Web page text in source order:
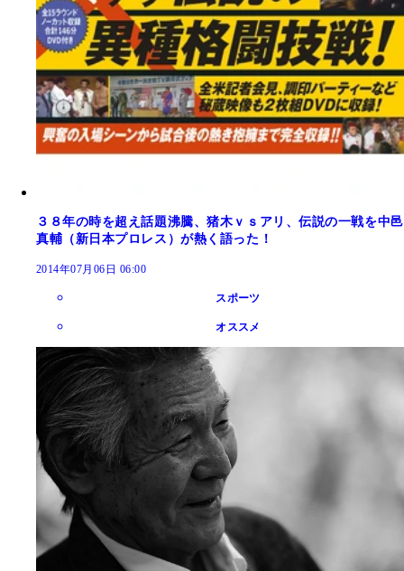
３８年の時を超え話題沸騰、猪木ｖｓアリ、伝説の一戦を中邑
真輔（新日本プロレス）が熱く語った！
2014年07月06日 06:00
スポーツ
オススメ